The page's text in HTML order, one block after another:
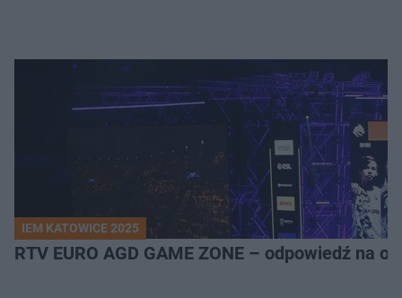
IEM KATOWICE 2025
RTV EURO AGD GAME ZONE – odpowiedź na